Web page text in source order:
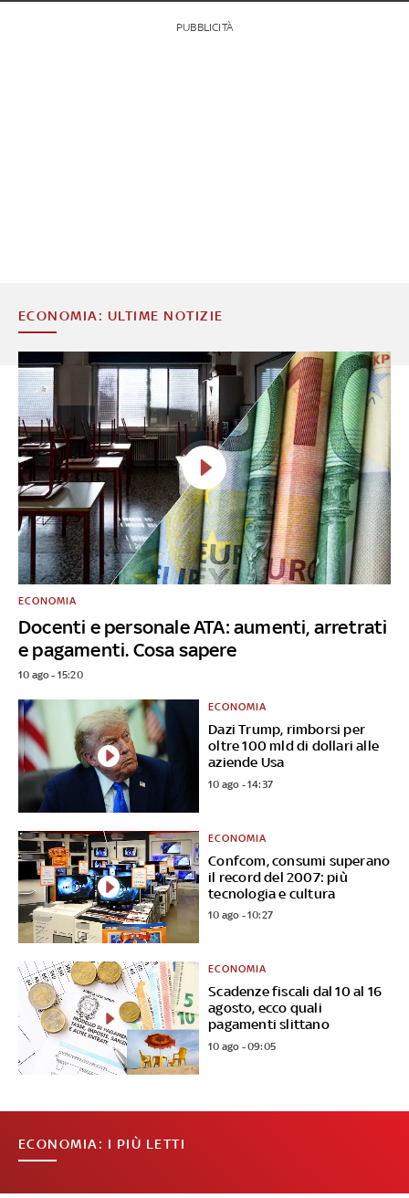
PUBBLICITÀ
ECONOMIA: ULTIME NOTIZIE
Docenti e personale ATA: aumenti, arretrati
e pagamenti. Cosa sapere
ECONOMIA
10 ago - 15:20
Dazi Trump, rimborsi per
oltre 100 mld di dollari alle
aziende Usa
ECONOMIA
10 ago - 14:37
Confcom, consumi superano
il record del 2007: più
tecnologia e cultura
ECONOMIA
10 ago - 10:27
Scadenze fiscali dal 10 al 16
agosto, ecco quali
pagamenti slittano
ECONOMIA
10 ago - 09:05
ECONOMIA: I PIÙ LETTI